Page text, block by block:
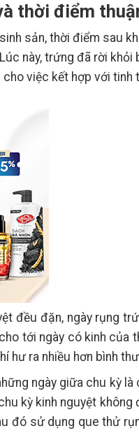
thời điểm
sản, thời điểm sau
này, trứng đã rời
việc kết hợp với tinh
đều đặn, ngày rụng
tới ngày có kinh của
hư ra nhiều hơn bình
ngày giữa chu kỳ
kỳ kinh nguyệt
đó sử dụng que thử